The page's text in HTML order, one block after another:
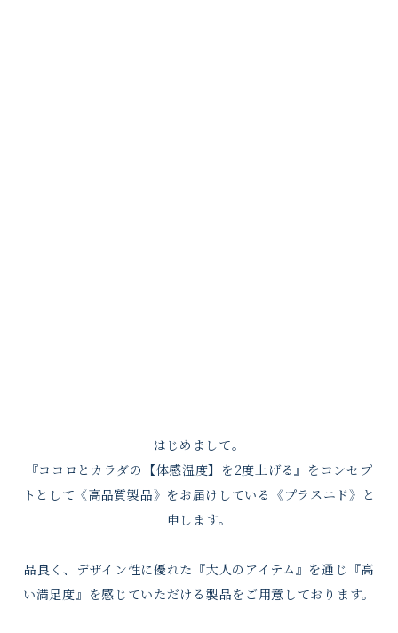
はじめまして。
『ココロとカラダの【体感温度】を2度上げる』をコンセプ
トとして《高品質製品》をお届けしている《プラスニド》と
申します。
品良く、デザイン性に優れた『大人のアイテム』を通じ『高
い満足度』を感じていただける製品をご用意しております。